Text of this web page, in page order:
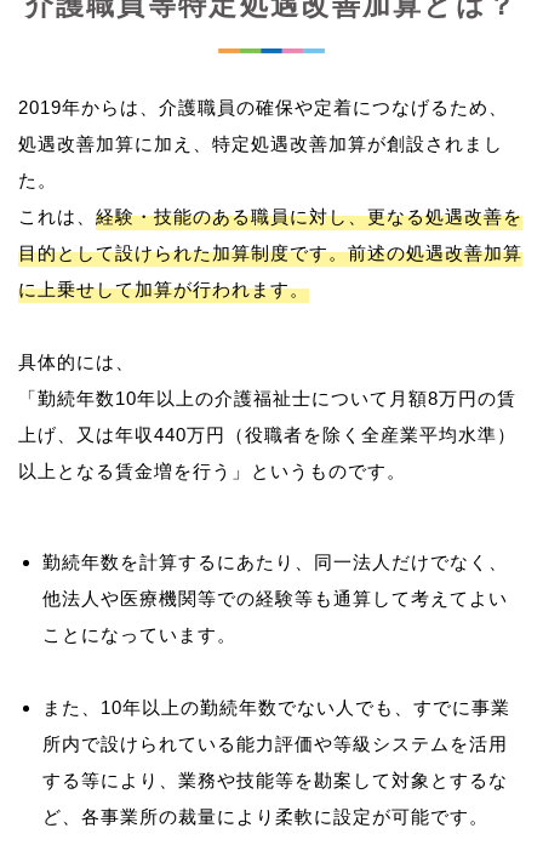
2019年からは、介護職員の確保や定着につなげるため、
処遇改善加算に加え、特定処遇改善加算が創設されまし
た。
これは、 経験・技能のある職員に対し、更なる処遇改善を
目的として設けられた加算制度です。前述の処遇改善加算
に上乗せして加算が行われます。
具体的には、
「勤続年数10年以上の介護福祉士について月額8万円の賃
上げ、又は年収440万円（役職者を除く全産業平均水準）
勤続年数を計算するにあたり、同一法人だけでなく、
他法人や医療機関等での経験等も通算して考えてよい
ことになっています。
また、10年以上の勤続年数でない人でも、すでに事業
所内で設けられている能力評価や等級システムを活用
する等により、業務や技能等を勘案して対象とするな
ど、各事業所の裁量により柔軟に設定が可能です。